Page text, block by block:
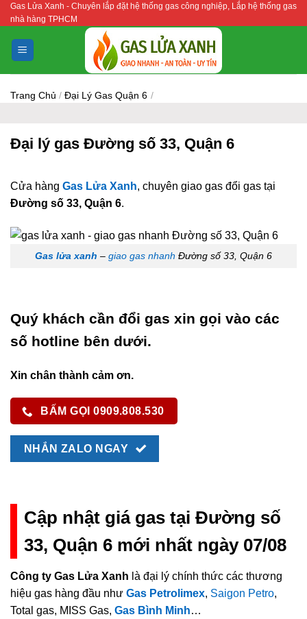
Bỏ
qua
nội
dung
Gas Lửa Xanh - Chuyên lắp đặt hệ thống gas công nghiệp, Lắp hệ thống gas
nhà hàng TPHCM
Trang Chủ / Đại Lý Gas Quận 6 /
Đại lý gas Đường số 33, Quận 6
Cửa hàng Gas Lửa Xanh, chuyên giao gas đổi gas tại
Đường số 33, Quận 6.
Gas lửa xanh – giao gas nhanh Đường số 33, Quận 6
Quý khách cần đổi gas xin gọi vào các
số hotline bên dưới.
Xin chân thành cảm ơn.
BẤM GỌI 0909.808.530
NHẮN ZALO NGAY
Cập nhật giá gas tại Đường số
33, Quận 6 mới nhất ngày 07/08
Công ty Gas Lửa Xanh là đại lý chính thức các thương
hiệu gas hàng đầu như Gas Petrolimex, Saigon Petro,
Total gas, MISS Gas, Gas Bình Minh…